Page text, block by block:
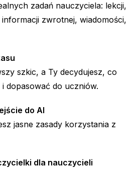
zadań nauczyciela: lekcji,
zwrotnej, wiadomości,
szkic, a Ty decydujesz, co
dopasować do uczniów.
do AI
jasne zasady korzystania z
dla nauczycieli